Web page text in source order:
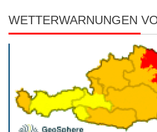
WETTERWARNUNGEN